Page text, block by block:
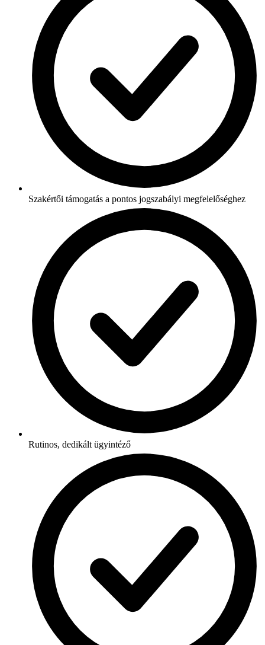
Szakértői támogatás a pontos jogszabályi megfelelőséghez
Rutinos, dedikált ügyintéző